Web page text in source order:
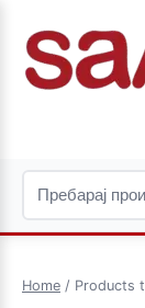
Home / Products